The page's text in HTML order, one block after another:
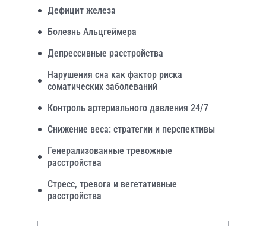
Дефицит железа
Болезнь Альцгеймера
Депрессивные расстройства
Нарушения сна как фактор риска
соматических заболеваний
Контроль артериального давления 24/7
Снижение веса: стратегии и перспективы
Генерализованные тревожные
расстройства
Стресс, тревога и вегетативные
расстройства